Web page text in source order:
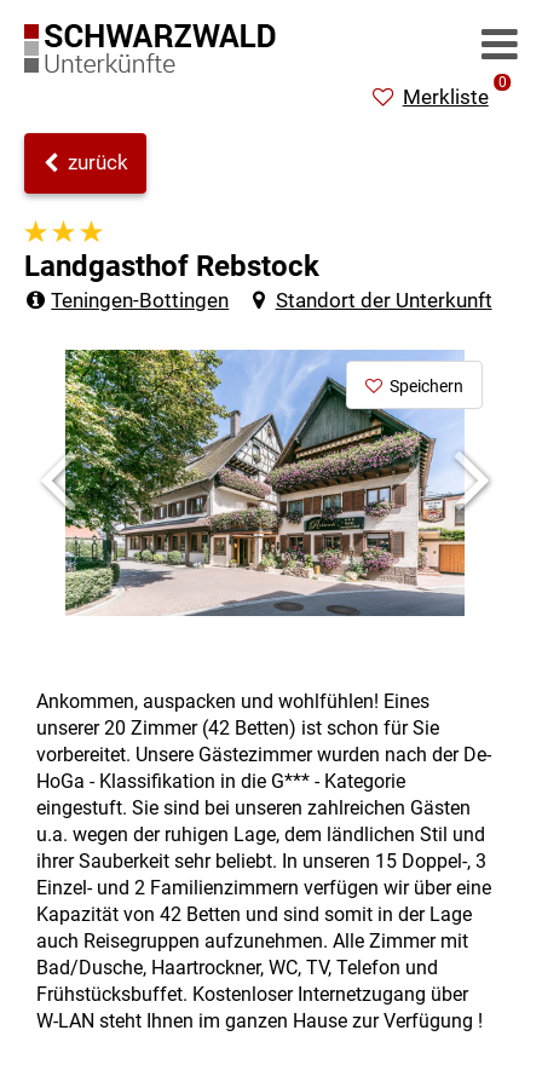
0
Merkliste
zurück
Landgasthof Rebstock
Teningen-Bottingen Standort der Unterkunft
Speichern
Ankommen, auspacken und wohlfühlen! Eines
unserer 20 Zimmer (42 Betten) ist schon für Sie
vorbereitet. Unsere Gästezimmer wurden nach der De-
HoGa - Klassifikation in die G*** - Kategorie
eingestuft. Sie sind bei unseren zahlreichen Gästen
u.a. wegen der ruhigen Lage, dem ländlichen Stil und
ihrer Sauberkeit sehr beliebt. In unseren 15 Doppel-, 3
Einzel- und 2 Familienzimmern verfügen wir über eine
Kapazität von 42 Betten und sind somit in der Lage
auch Reisegruppen aufzunehmen. Alle Zimmer mit
Bad/Dusche, Haartrockner, WC, TV, Telefon und
Frühstücksbuffet. Kostenloser Internetzugang über
W-LAN steht Ihnen im ganzen Hause zur Verfügung !